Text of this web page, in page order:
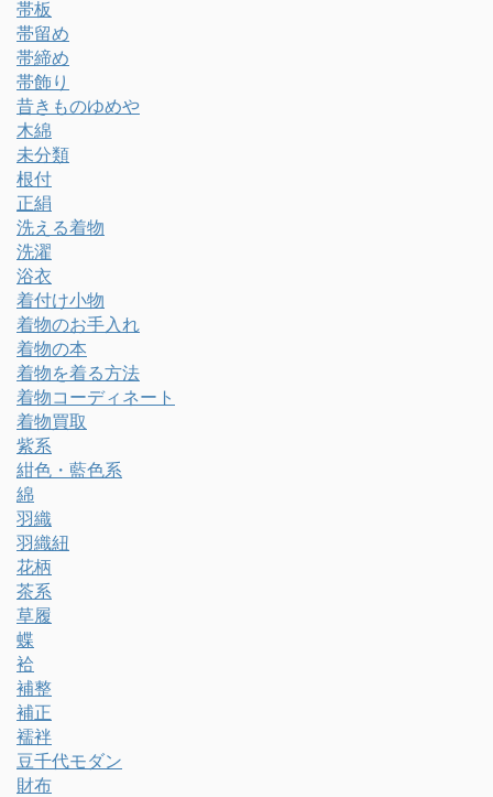
帯板
帯留め
帯締め
帯飾り
昔きものゆめや
木綿
未分類
根付
正絹
洗える着物
洗濯
浴衣
着付け小物
着物のお手入れ
着物の本
着物を着る方法
着物コーディネート
着物買取
紫系
紺色・藍色系
綿
羽織
羽織紐
花柄
茶系
草履
蝶
袷
補整
補正
襦袢
豆千代モダン
財布